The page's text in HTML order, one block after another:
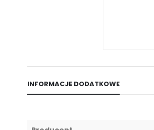
INFORMACJE DODATKOWE